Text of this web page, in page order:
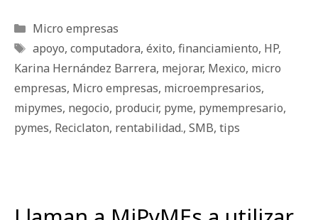
Categorías
Micro empresas
Etiquetas
apoyo, computadora, éxito, financiamiento, HP,
Karina Hernández Barrera, mejorar, Mexico, micro
empresas, Micro empresas, microempresarios,
mipymes, negocio, producir, pyme, pymempresario,
pymes, Reciclaton, rentabilidad., SMB, tips